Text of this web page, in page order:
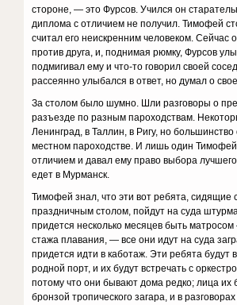
стороне, — это Фурсов. Учился он
диплома с отличием не получил. Тимофей
считал его неискренним человеком. Сейчас
против друга, и, поднимая рюмку, Фурсов
подмигивал ему и что-то говорил своей
рассеянно улыбался в ответ, но думал о
За столом было шумно. Шли разговоры о
разъезде по разным пароходствам.
Ленинград, в Таллин, в Ригу, но большинство
местном пароходстве. И лишь один
отличием и давал ему право выбора
едет в Мурманск.
Тимофей знал, что эти вот ребята, сидящие
праздничным столом, пойдут на суда
придется несколько месяцев быть
стажа плавания, — все они идут на суда
придется идти в каботаж. Эти ребята будут
родной порт, и их будут встречать с
потому что они бывают дома редко; лица их
бронзой тропического загара, и в